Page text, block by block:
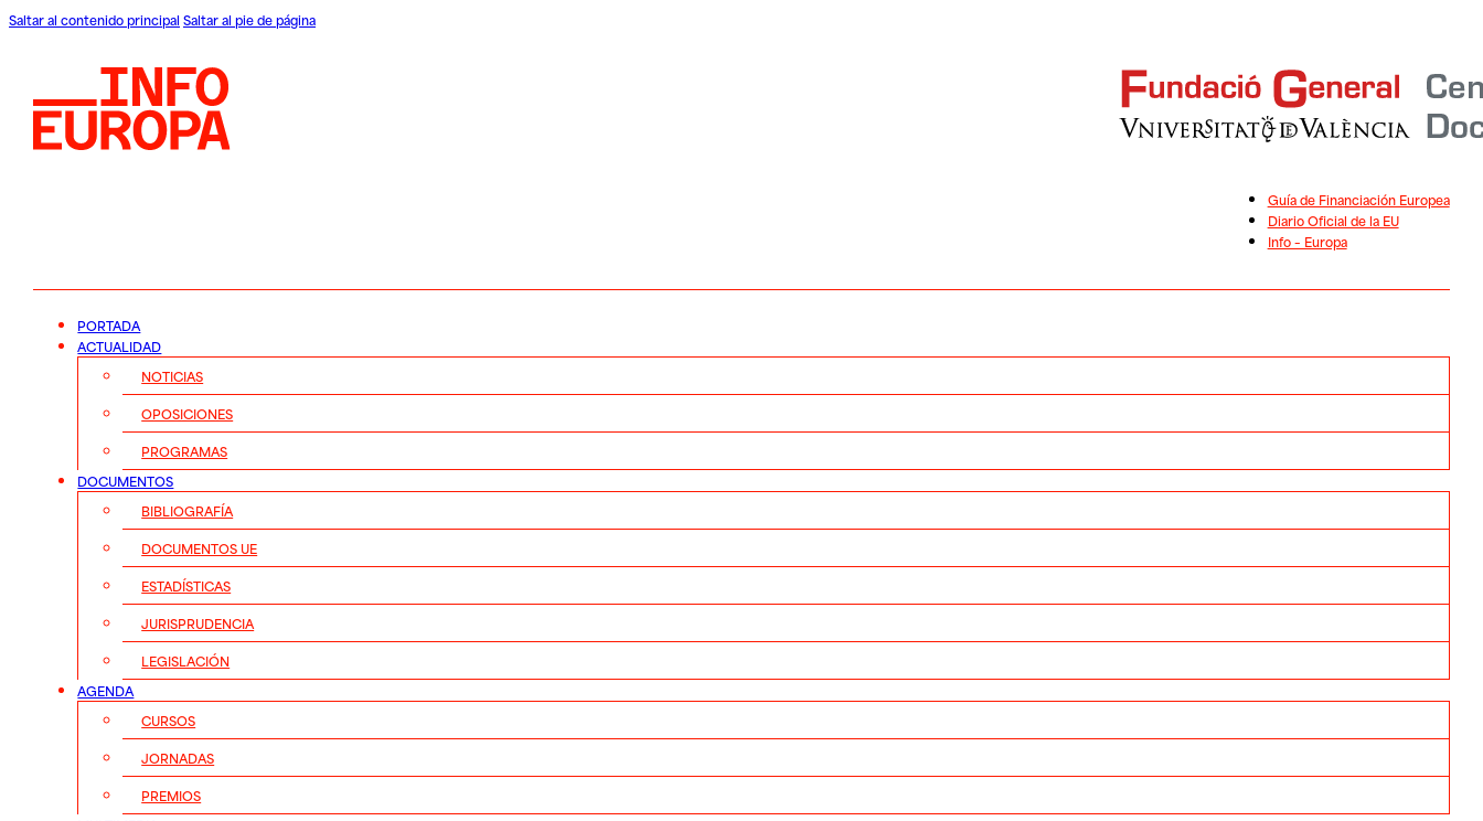
Saltar al contenido principal Saltar al pie de página
Guía de Financiación Europea
Diario Oficial de la EU
Info – Europa
PORTADA
ACTUALIDAD
NOTICIAS
OPOSICIONES
PROGRAMAS
DOCUMENTOS
BIBLIOGRAFÍA
DOCUMENTOS UE
ESTADÍSTICAS
JURISPRUDENCIA
LEGISLACIÓN
AGENDA
CURSOS
JORNADAS
PREMIOS